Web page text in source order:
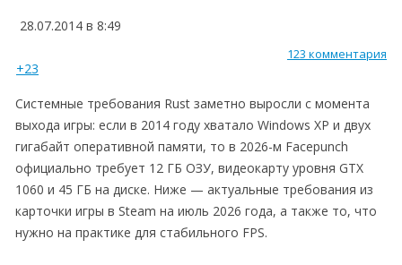
28.07.2014 в 8:49
123 комментария
+23
Системные требования Rust заметно выросли с момента
выхода игры: если в 2014 году хватало Windows XP и двух
гигабайт оперативной памяти, то в 2026-м Facepunch
официально требует 12 ГБ ОЗУ, видеокарту уровня GTX
1060 и 45 ГБ на диске. Ниже — актуальные требования из
карточки игры в Steam на июль 2026 года, а также то, что
нужно на практике для стабильного FPS.